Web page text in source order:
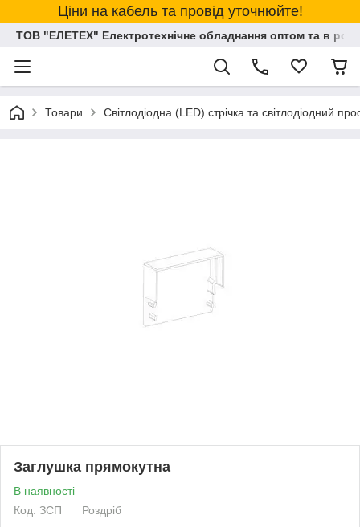
Ціни на кабель та провід уточнюйте!
ТОВ "ЕЛЕТЕХ" Електротехнічне обладнання оптом та в
Товари Світлодіодна (LED) стрічка та світлодіодний
Заглушка прямокутна
В наявності
Код: ЗСП
Роздріб